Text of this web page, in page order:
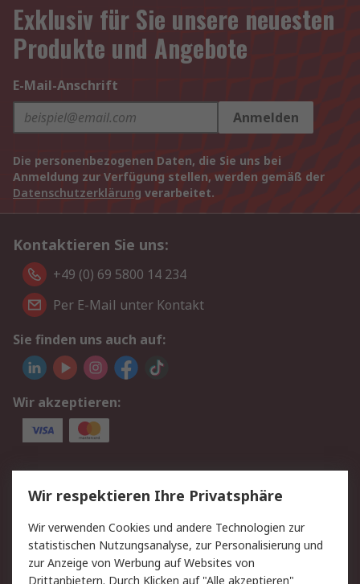
Exklusiv für Sie unsere neuesten
Produkte und Angebote
E-Mail-Anschrift
Anmelden
Die personenbezogenen Daten, die Sie uns bei
Anmeldung zur Verfügung stellen, werden gemäß der
Datenschutzerklärung verarbeitet.
Kontaktieren Sie uns:
+49 (0) 69 5800 14 234
Per E-Mail unter Kontakt
Sie finden uns auch auf:
Wir akzeptieren:
Service
Value Added Services
Lieferlösungen
Rücksendungen
Kontakt
Hilfe
Privatkunden
Wir respektieren Ihre Privatsphäre
Wir verwenden Cookies und andere Technologien zur
statistischen Nutzungsanalyse, zur Personalisierung und
zur Anzeige von Werbung auf Websites von
Drittanbietern. Durch Klicken auf "Alle akzeptieren"